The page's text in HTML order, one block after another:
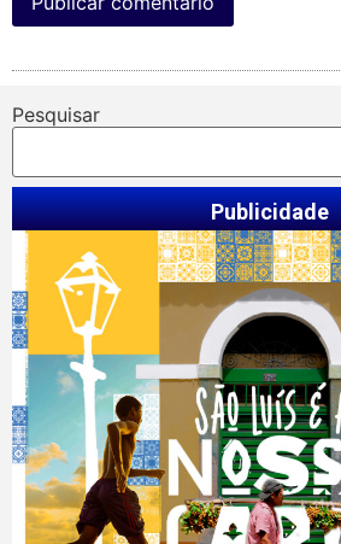
Pesquisar
Publicidade